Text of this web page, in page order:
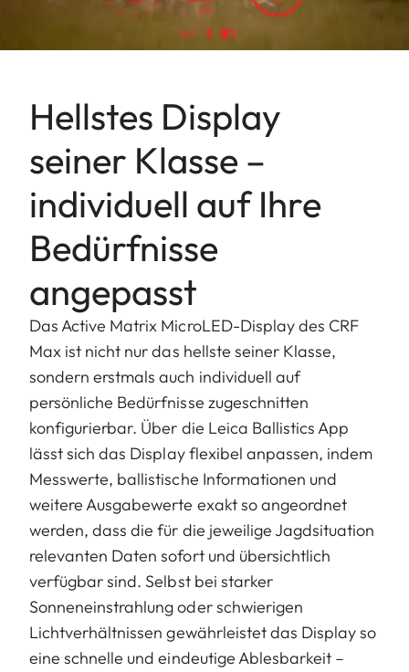
Hellstes Display
seiner Klasse –
individuell auf Ihre
Bedürfnisse
angepasst
Das Active Matrix MicroLED-Display des CRF
Max ist nicht nur das hellste seiner Klasse,
sondern erstmals auch individuell auf
persönliche Bedürfnisse zugeschnitten
konfigurierbar. Über die Leica Ballistics App
lässt sich das Display flexibel anpassen, indem
Messwerte, ballistische Informationen und
weitere Ausgabewerte exakt so angeordnet
werden, dass die für die jeweilige Jagdsituation
relevanten Daten sofort und übersichtlich
verfügbar sind. Selbst bei starker
Sonneneinstrahlung oder schwierigen
Lichtverhältnissen gewährleistet das Display so
eine schnelle und eindeutige Ablesbarkeit –